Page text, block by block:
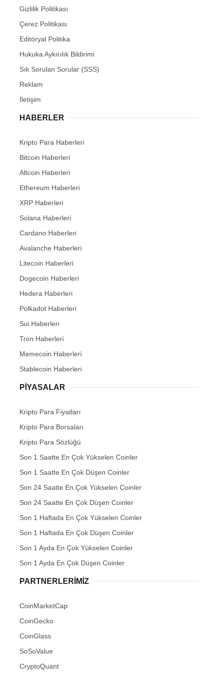
Gizlilik Politikası
Çerez Politikası
Editöryal Politika
Hukuka Aykırılık Bildirimi
Sık Sorulan Sorular (SSS)
Reklam
İletişim
HABERLER
Kripto Para Haberleri
Bitcoin Haberleri
Altcoin Haberleri
Ethereum Haberleri
XRP Haberleri
Solana Haberleri
Cardano Haberleri
Avalanche Haberleri
Litecoin Haberleri
Dogecoin Haberleri
Hedera Haberleri
Polkadot Haberleri
Sui Haberleri
Tron Haberleri
Memecoin Haberleri
Stablecoin Haberleri
PIYASALAR
Kripto Para Fiyatları
Kripto Para Borsaları
Kripto Para Sözlüğü
Son 1 Saatte En Çok Yükselen Coinler
Son 1 Saatte En Çok Düşen Coinler
Son 24 Saatte En Çok Yükselen Coinler
Son 24 Saatte En Çok Düşen Coinler
Son 1 Haftada En Çok Yükselen Coinler
Son 1 Haftada En Çok Düşen Coinler
Son 1 Ayda En Çok Yükselen Coinler
Son 1 Ayda En Çok Düşen Coinler
PARTNERLERIMIZ
CoinMarketCap
CoinGecko
CoinGlass
SoSoValue
CryptoQuant